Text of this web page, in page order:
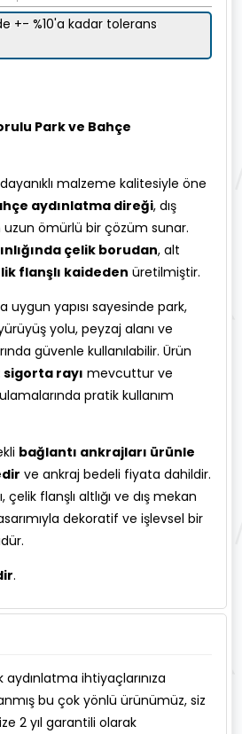
+- %10'a kadar tolerans
Park ve Bahçe
dayanıklı malzeme kalitesiyle öne
aydınlatma direği, dış
uzun ömürlü bir çözüm sunar.
çelik borudan, alt
flanşlı kaideden üretilmiştir.
uygun yapısı sayesinde park,
yolu, peyzaj alanı ve
güvenle kullanılabilir. Ürün
rayı mevcuttur ve
pratik kullanım
bağlantı ankrajları ürünle
ve ankraj bedeli fiyata dahildir.
çelik flanşlı altlığı ve dış mekan
dekoratif ve işlevsel bir
.
ihtiyaçlarınıza
bu çok yönlü ürünümüz, siz
2 yıl garantili olarak